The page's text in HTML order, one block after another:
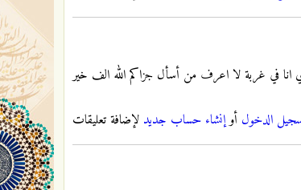
انا في غربة لا اعرف من أسأل جزاكم الله الف خير
الدخول أوإنشاء حساب جديد لإضافة تعليقات